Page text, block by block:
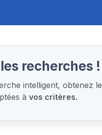
recherches !
intelligent, obtenez le
àvos critères.